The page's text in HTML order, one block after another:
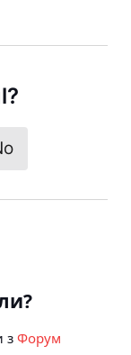
з Форум